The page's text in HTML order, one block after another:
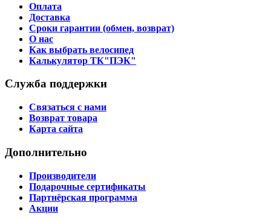
Оплата
Доставка
Сроки гарантии (обмен, возврат)
О нас
Как выбрать велосипед
Калькулятор ТК"ПЭК"
Служба поддержки
Связаться с нами
Возврат товара
Карта сайта
Дополнительно
Производители
Подарочные сертификаты
Партнёрская программа
Акции